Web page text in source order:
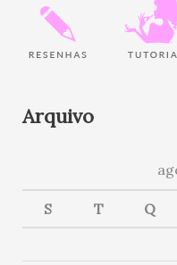
Arquivo
S T Q